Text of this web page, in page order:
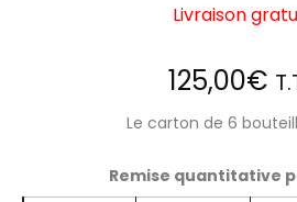
Livraison
125,00€
Le carton de 6
Remise quantitative